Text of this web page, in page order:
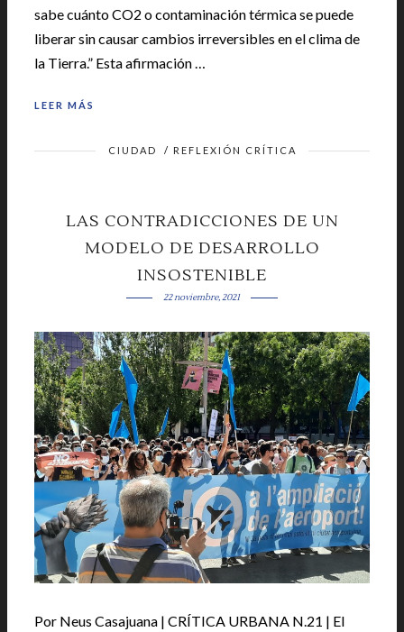
sabe cuánto CO2 o contaminación térmica se puede
liberar sin causar cambios irreversibles en el clima de
la Tierra.” Esta afirmación …
LEER MÁS
CIUDAD / REFLEXIÓN CRÍTICA
LAS CONTRADICCIONES DE UN
MODELO DE DESARROLLO
INSOSTENIBLE
22 noviembre, 2021
Por Neus Casajuana | CRÍTICA URBANA N.21 | El